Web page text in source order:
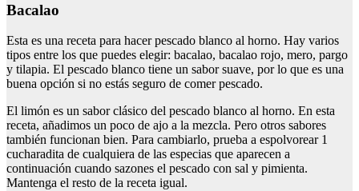
Bacalao
Esta es una receta para hacer pescado blanco al horno. Hay varios
tipos entre los que puedes elegir: bacalao, bacalao rojo, mero, pargo
y tilapia. El pescado blanco tiene un sabor suave, por lo que es una
buena opción si no estás seguro de comer pescado.
El limón es un sabor clásico del pescado blanco al horno. En esta
receta, añadimos un poco de ajo a la mezcla. Pero otros sabores
también funcionan bien. Para cambiarlo, prueba a espolvorear 1
cucharadita de cualquiera de las especias que aparecen a
continuación cuando sazones el pescado con sal y pimienta.
Mantenga el resto de la receta igual.